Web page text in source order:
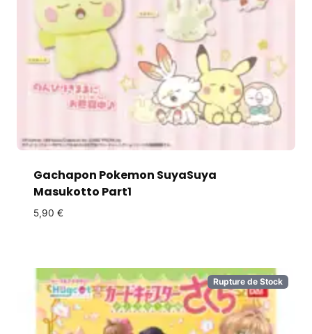
Gachapon Pokemon SuyaSuya
Masukotto Part1
5,90 €
Rupture de Stock